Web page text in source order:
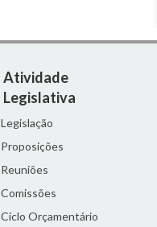
Atividade
Legislativa
Legislação
Proposições
Reuniões
Comissões
Ciclo Orçamentário